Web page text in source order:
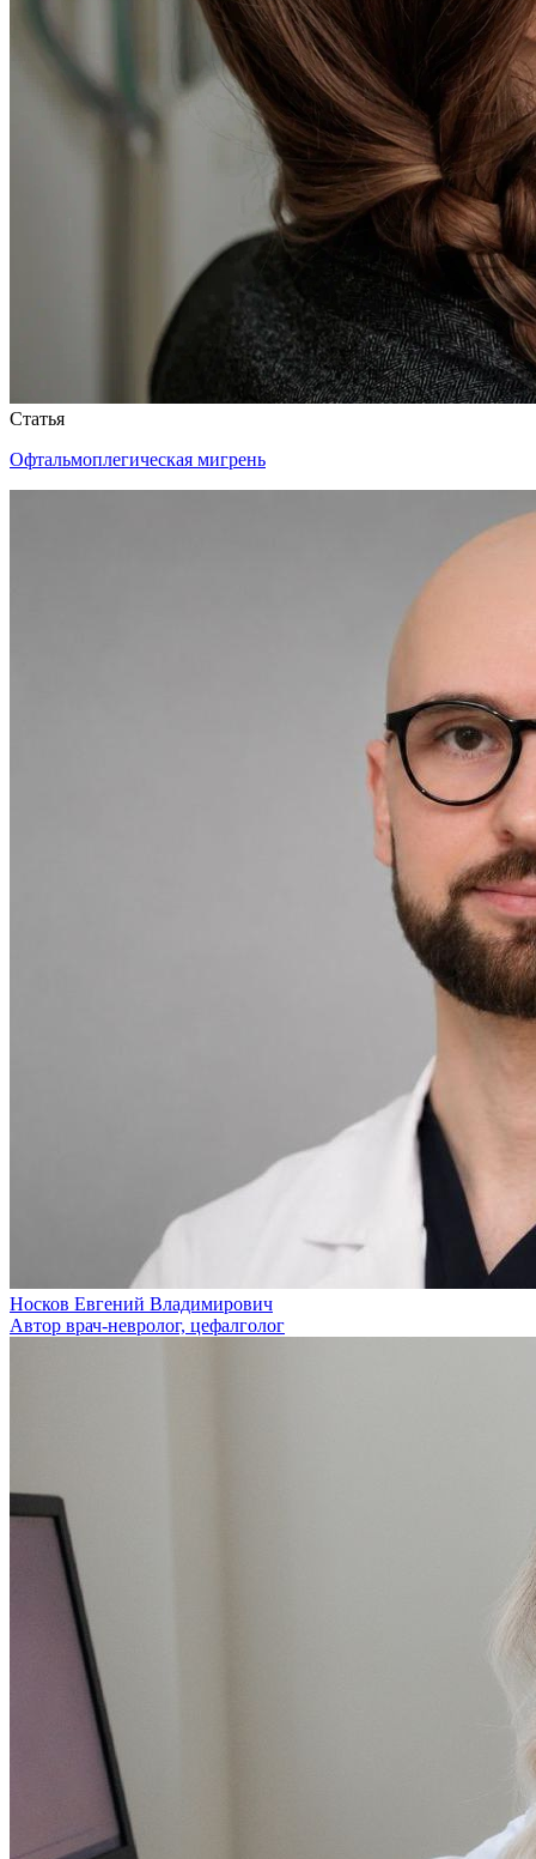
Статья
Офтальмоплегическая мигрень
Носков Евгений Владимирович
Автор врач-невролог, цефалголог